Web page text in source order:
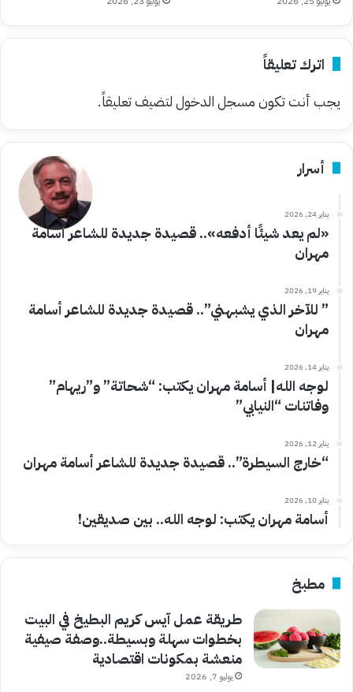
اترك تعليقاً
يجب أنت تكونمسجل الدخوللتضيف تعليقاً.
أسرار
يناير 24, 2026
«لم يعد شيئًا أدفعه».. قصيدة جديدة للشاعر أسامة
مهران
يناير 19, 2026
” للآخر الذي يشبهني”.. قصيدة جديدة للشاعر أسامة
مهران
يناير 14, 2026
لوجه الله| أسامة مهران يكتب: “شحاتة” و”ريهام”
وفاتنات “النيابي”
يناير 12, 2026
“خارج السيطرة”.. قصيدة جديدة للشاعر أسامة مهران
يناير 10, 2026
أسامة مهران يكتب: لوجه الله.. بين صديقين!
مطبخ
طريقة عمل آيس كريم البطيخ في البيت
بخطوات سهلة وبسيطة..وصفة صيفية
منعشة بمكونات اقتصادية
يوليو 7, 2026